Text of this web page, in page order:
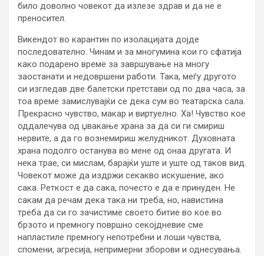
било доволно човекот да излезе здрав и да не е
преносител.
Викендот во карантин по изолацијата дојде
последователно. Чинам и за многумина кои го сфатија
како подарено време за завршување на многу
заостанати и недовршени работи. Така, меѓу другото
си изгледав две балетски претстави од по два часа, за
тоа време замислувајќи се дека сум во театарска сала.
Прекрасно чувство, макар и виртуелно. Ха! Чувство кое
оддалечува од џвакање храна за да си ги смириш
нервите, а да го вознемириш желудникот. Духовната
храна подолго останува во мене од онаа другата. И
нека трае, си мислам, барајќи уште и уште од таков вид.
Човекот може да издржи секакво искушение, ако
сака. Реткост е да сака, почесто е да е принуден. Не
сакам да речам дека така ни треба, но, навистина
треба да си го зачистиме своето битие во кое во
брзото и премногу површно секојдневие сме
напластиле премногу непотребни и лоши чувства,
спомени, агресија, непримерни зборови и однесувања.